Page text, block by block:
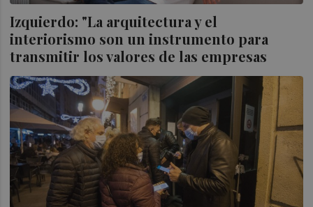
Izquierdo: "La arquitectura y el
interiorismo son un instrumento para
transmitir los valores de las empresas